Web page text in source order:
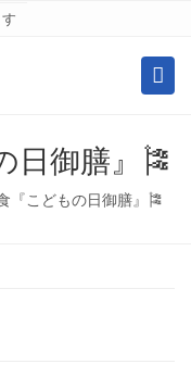
日御膳』🎏
『こどもの日御膳』🎏